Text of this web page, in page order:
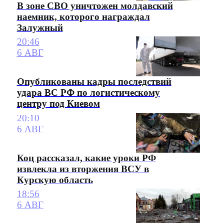
В зоне СВО уничтожен молдавский
наемник, которого награждал
Залужный
20:46
6 АВГ
Опубликованы кадры последствий
удара ВС РФ по логистическому
центру под Киевом
20:10
6 АВГ
Коц рассказал, какие уроки РФ
извлекла из вторжения ВСУ в
Курскую область
18:56
6 АВГ